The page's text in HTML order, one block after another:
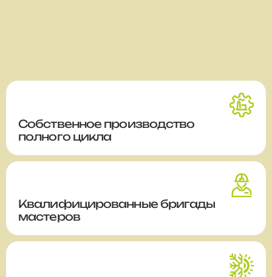
Собственное производство
полного цикла
Квалифицированные бригады
мастеров